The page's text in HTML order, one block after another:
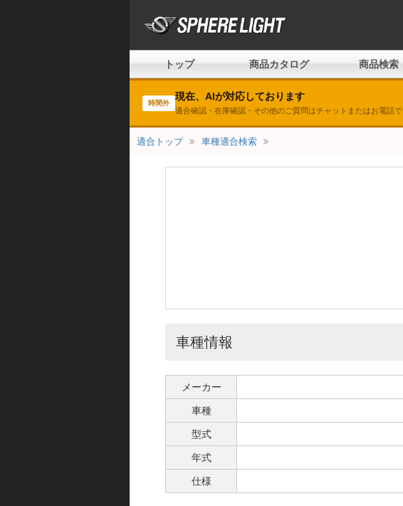
トップ 商品カタログ 商品検索
時間外
現在、AIが対応しております
適合確認・在庫確認・その他のご質問はチャットまたはお電話で
適合トップ 車種適合検索
車種情報
メーカー
車種
型式
年式
仕様